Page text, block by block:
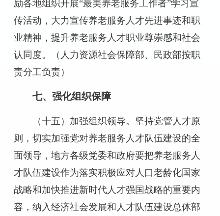
励各地组织开展“最美养老服务工作者”学习宣
传活动，大力宣传养老服务人才先进事迹和职
业精神，提升养老服务人才职业尊崇感和社会
认同度。（人力资源社会保障部、民政部按职
责分工负责）
七、强化组织保障
（十五）加强组织领导。坚持党管人才原
则，切实加强党对养老服务人才队伍建设的全
面领导，地方各级党委和政府要把养老服务人
才队伍建设作为落实积极应对人口老龄化国家
战略和加快推进新时代人才强国战略的重要内
容，纳入经济社会发展和人才队伍建设总体部